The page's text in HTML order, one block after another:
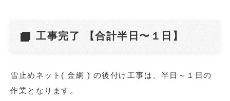
工事完了 【合計半日〜１日】
雪止めネット( 金網 ) の後付け工事は、半日～１日の
作業となります。